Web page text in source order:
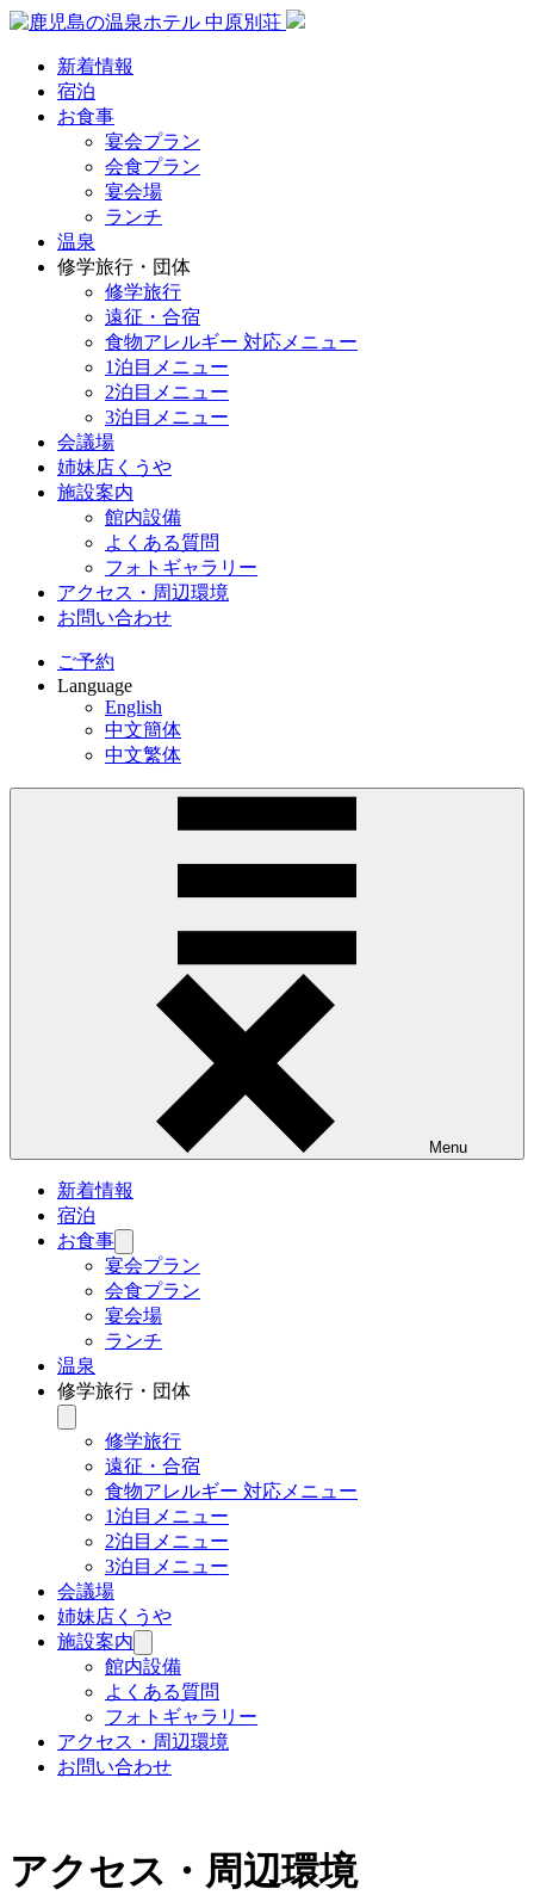
新着情報
宿泊
お食事
宴会プラン
会食プラン
宴会場
ランチ
温泉
修学旅行・団体
修学旅行
遠征・合宿
食物アレルギー 対応メニュー
1泊目メニュー
2泊目メニュー
3泊目メニュー
会議場
姉妹店くうや
施設案内
館内設備
よくある質問
フォトギャラリー
アクセス・周辺環境
お問い合わせ
ご予約
Language
English
中文簡体
中文繁体
Menu
新着情報
宿泊
お食事
ブ
メ
ニ
ュ
ー
開
宴会プラン
会食プラン
宴会場
ランチ
温泉
修学旅行・団体
く
修学旅行
遠征・合宿
食物アレルギー 対応メニュー
1泊目メニュー
2泊目メニュー
3泊目メニュー
会議場
姉妹店くうや
施設案内
ブ
メ
ニ
ュ
ー
を
館内設備
よくある質問
フォトギャラリー
アクセス・周辺環境
お問い合わせ
アクセス・周辺環境